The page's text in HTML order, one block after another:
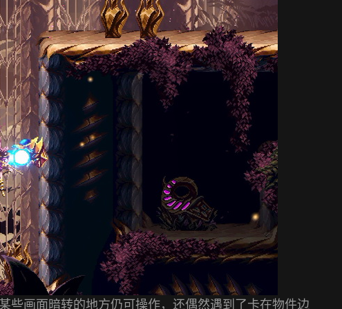
些画面暗转的地方仍可操作，还偶然遇到了卡在物件边